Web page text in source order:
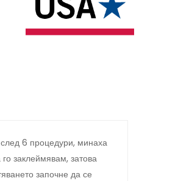
6 процедури, минаха
заклеймявам, затова
започне да се